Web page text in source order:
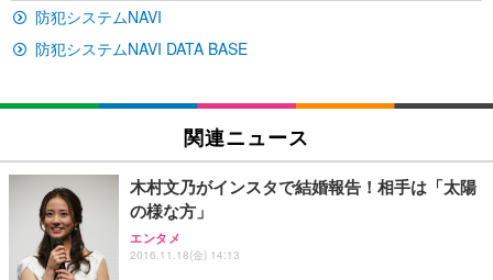
Sezlife オフィスチェア デスクチェア 疲れない テレ
能 人間工学 椅子 腰サポート 90度跳ね上げ式アーム
レスト 3Dヘッドレスト ハンガー付き 高反発クッシ
ョン PCチェア 通気性メッシュ ゲーミング/勉強/事
務用 おしゃれ パソコンチェア (ブラック)
Sezlife オフィスチェア デスクチェア 疲れない テレ
ワーク チェア 強化バックレスト 30度ロッキング機
能 人間工学 椅子 腰サポート 90度跳ね上げ式アーム
イト
￥109,572
【純正品】27"ゲーミングモニター DualSense 充電
フック付き（CFI-ZDM1J）
￥49,979
【整備済み品】Dell E2724HS 27インチ 液晶モニタ
ー フルHD（1920×1080）VA 非光沢 HDMI/DisplayP
ort/VGA スピーカー内蔵 高さ調整 スイベル VESA対
ネオ・ルーライフ ネオ・オムツ L 中型犬用 26枚入
￥1,800
Smart Basic(スマートベーシック) 【Amazon.co.jp
限定】 Smart Basic アイリスオーヤマ ペットシーツ
超厚型 お徳用 ワイド 100枚入 (x 1) (ケース販売)
防犯システムNAVI
防犯システムNAVI DATA BASE
関連ニュース
木村文乃がインスタで結婚報告！相手は「太陽
の様な方」
エンタメ
2016.11.18(金) 14:13